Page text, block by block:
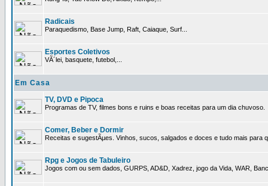
Radicais
Paraquedismo, Base Jump, Raft, Caiaque, Surf...
Esportes Coletivos
VÃ´lei, basquete, futebol,...
Em Casa
TV, DVD e Pipoca
Programas de TV, filmes bons e ruins e boas receitas para um dia chuvoso.
Comer, Beber e Dormir
Receitas e sugestÃµes. Vinhos, sucos, salgados e doces e tudo mais para
Rpg e Jogos de Tabuleiro
Jogos com ou sem dados, GURPS, AD&D, Xadrez, jogo da Vida, WAR,